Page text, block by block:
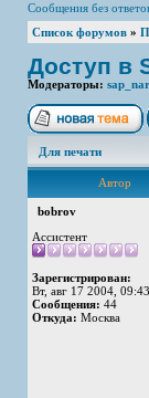
Сообщения без
Список форумов »
Доступ в
Модераторы: sap_nar
Для печати
Автор
bobrov
Ассистент
Зарегистрирован:
Вт, авг 17 2004, 09:43
Сообщения: 44
Откуда: Москва